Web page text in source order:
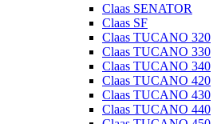
Claas SENATOR
Claas SF
Claas TUCANO 320
Claas TUCANO 330
Claas TUCANO 340
Claas TUCANO 420
Claas TUCANO 430
Claas TUCANO 440